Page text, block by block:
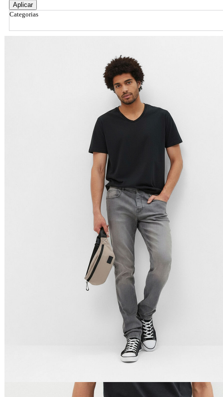
Aplicar
Categorias